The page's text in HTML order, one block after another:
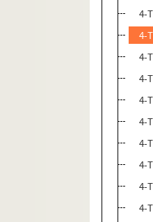
4-
4-
4-
4-
4-
4-
4-
4-
4-
4-